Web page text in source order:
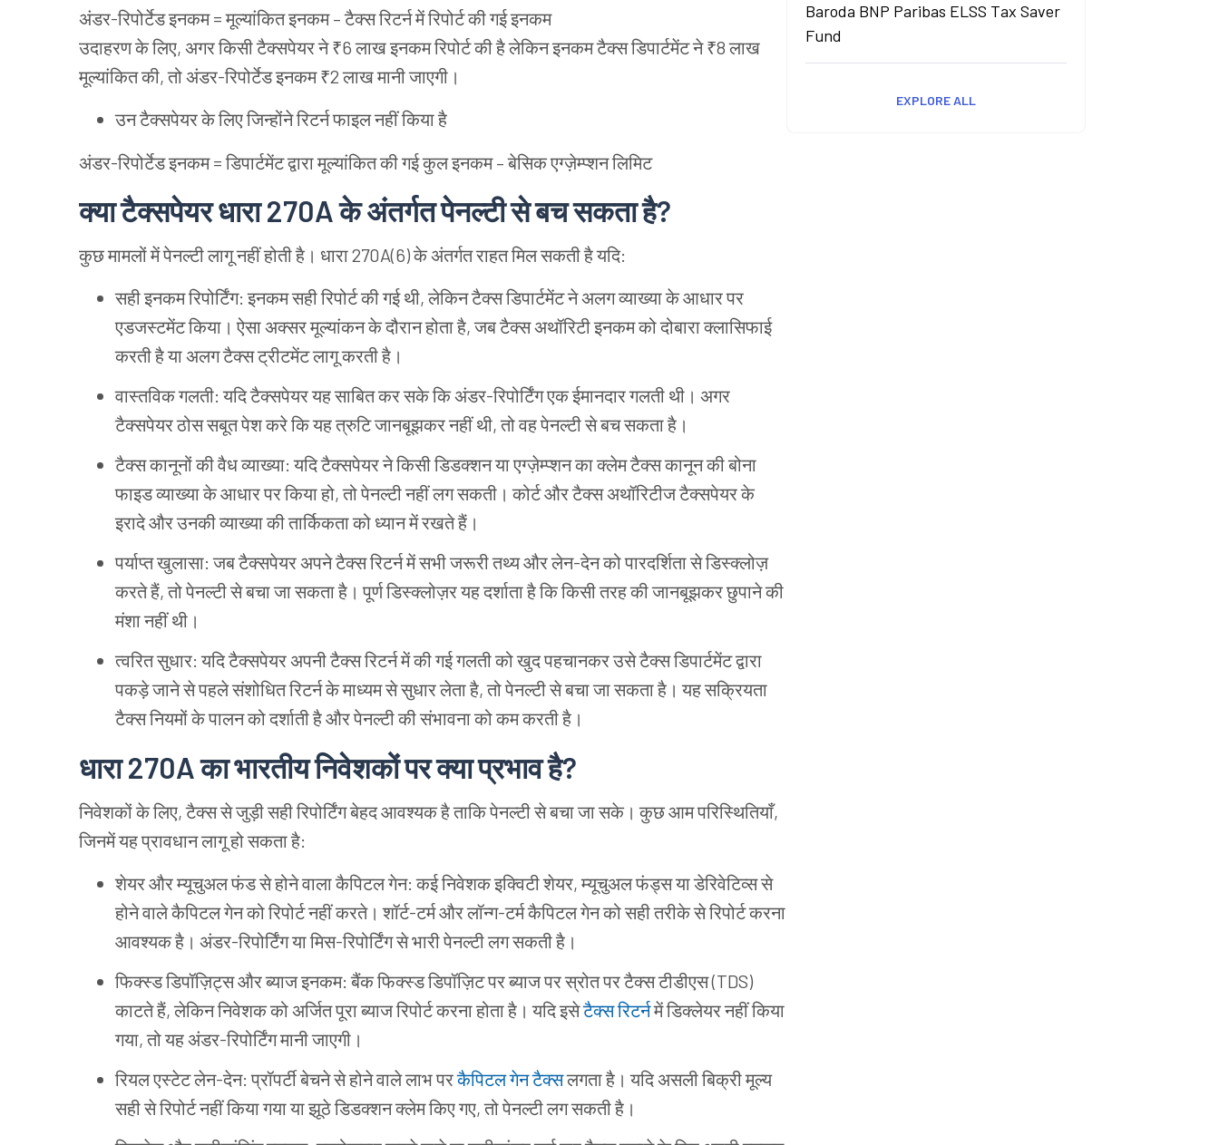
अंडर-रिपोर्टेडइनकम=मूल्यांकितइनकम–टैक्सरिटर्नमेंरिपोर्टकीगईइनकम
उदाहरणकेलिए, अगरकिसीटैक्सपेयरने ₹6लाखइनकमरिपोर्टकीहैलेकिनइनकमटैक्सडिपार्टमेंटने ₹8लाख
मूल्यांकितकी,तोअंडर-रिपोर्टेडइनकम ₹2लाखमानीजाएगी।
उनटैक्सपेयरकेलिएजिन्होंनेरिटर्नफाइलनहींकियाहै
अंडर-रिपोर्टेडइनकम=डिपार्टमेंटद्वारामूल्यांकितकीगईकुलइनकम–बेसिकएग्ज़ेम्प्शनलिमिट
क्याटैक्सपेयरधारा270Aकेअंतर्गतपेनल्टीसेबचसकताहै?
कुछमामलोंमेंपेनल्टीलागूनहींहोतीहै। धारा270A(6)केअंतर्गतराहतमिलसकतीहैयदि:
सहीइनकमरिपोर्टिंग: इनकमसहीरिपोर्टकीगई थी,लेकिनटैक्सडिपार्टमेंटनेअलगव्याख्याकेआधारपर
एडजस्टमेंटकिया। ऐसाअक्सरमूल्यांकनकेदौरानहोताहै,जबटैक्सअथॉरिटीइनकमकोदोबाराक्लासिफाई
करतीहैयाअलगटैक्सट्रीटमेंटलागूकरतीहै।
वास्तविकगलती: यदिटैक्सपेयरयहसाबितकरसकेकिअंडर-रिपोर्टिंगएकईमानदारगलती थी। अगर
टैक्सपेयरठोससबूतपेशकरेकियहत्रुटिजानबूझकरनहीं थी,तोवहपेनल्टीसेबचसकताहै।
टैक्सकानूनोंकीवैधव्याख्या: यदिटैक्सपेयरनेकिसीडिडक्शनयाएग्ज़ेम्प्शनकाक्लेमटैक्सकानूनकीबोना
फाइडव्याख्याकेआधारपरकियाहो,तोपेनल्टीनहींलगसकती। कोर्टऔरटैक्सअथॉरिटीजटैक्सपेयरके
इरादेऔरउनकीव्याख्याकीतार्किकताकोध्यानमेंरखतेहैं।
पर्याप्तखुलासा: जबटैक्सपेयरअपनेटैक्सरिटर्नमेंसभीजरूरीतथ्यऔरलेन-देनकोपारदर्शितासेडिस्क्लोज़
करतेहैं,तोपेनल्टीसेबचाजासकताहै। पूर्णडिस्क्लोज़रयहदर्शाताहैकिकिसीतरहकीजानबूझकरछुपानेकी
मंशानहीं थी।
त्वरितसुधार: यदिटैक्सपेयरअपनीटैक्सरिटर्नमेंकीगईगलतीकोखुदपहचानकरउसेटैक्सडिपार्टमेंटद्वारा
पकड़ेजानेसेपहलेसंशोधितरिटर्नकेमाध्यमसेसुधारलेताहै,तोपेनल्टीसेबचाजासकताहै। यहसक्रियता
टैक्सनियमोंकेपालनकोदर्शातीहैऔरपेनल्टीकीसंभावनाकोकमकरतीहै।
धारा270Aकाभारतीयनिवेशकोंपरक्याप्रभावहै?
निवेशकोंकेलिए,टैक्ससेजुड़ीसहीरिपोर्टिंगबेहदआवश्यकहैताकिपेनल्टीसेबचाजासके। कुछआमपरिस्थितियाँ,
जिनमेंयहप्रावधानलागूहोसकताहै:
शेयरऔरम्यूचुअलफंडसेहोनेवालाकैपिटलगेन: कईनिवेशकइक्विटीशेयर,म्यूचुअलफंड्सयाडेरिवेटिव्ससे
होनेवालेकैपिटलगेनकोरिपोर्टनहींकरते। शॉर्ट-टर्मऔरलॉन्ग-टर्मकैपिटलगेनकोसहीतरीकेसेरिपोर्टकरना
आवश्यकहै। अंडर-रिपोर्टिंगयामिस-रिपोर्टिंगसेभारीपेनल्टीलगसकतीहै।
फिक्स्डडिपॉज़िट्सऔरब्याजइनकम: बैंकफिक्स्डडिपॉज़िटपरब्याजपरस्रोतपरटैक्सटीडीएस(TDS)
काटतेहैं,लेकिननिवेशककोअर्जितपूराब्याजरिपोर्टकरनाहोताहै। यदिइसेटैक्सरिटर्नमेंडिक्लेयरनहींकिया
गया,तोयहअंडर-रिपोर्टिंगमानीजाएगी।
रियलएस्टेटलेन-देन: प्रॉपर्टीबेचनेसेहोनेवालेलाभपरकैपिटलगेनटैक्सलगताहै। यदिअसलीबिक्रीमूल्य
सहीसेरिपोर्टनहींकियागयायाझूठेडिडक्शनक्लेमकिएगए,तोपेनल्टीलगसकतीहै।
Baroda BNP Paribas ELSS Tax Saver
Fund
EXPLORE ALL